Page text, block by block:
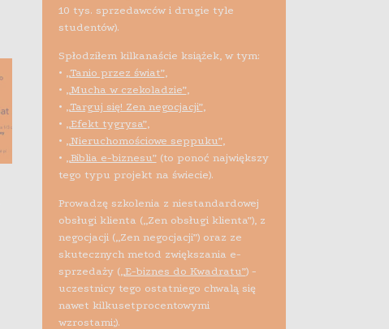
10 tys. sprzedawców i drugie tyle
studentów).
Spłodziłem kilkanaście książek, w tym:
• „Tanio przez świat”,
• „Mucha w czekoladzie”,
• „Targuj się! Zen negocjacji”,
• „Efekt tygrysa”,
• „Nieruchomościowe seppuku”,
• „Biblia e-biznesu”(to ponoć największy
tego typu projekt na świecie).
Prowadzę szkolenia z niestandardowej
obsługi klienta („Zen obsługi klienta”), z
negocjacji („Zen negocjacji”) oraz ze
skutecznych metod zwiększania e-
sprzedaży („E-biznes do Kwadratu”) -
uczestnicy tego ostatniego chwalą się
nawet kilkusetprocentowymi
wzrostami;).